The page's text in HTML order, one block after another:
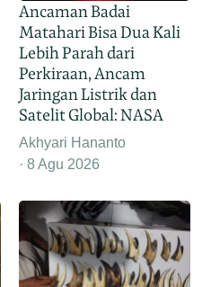
Ancaman Badai
Matahari Bisa Dua Kali
Lebih Parah dari
Perkiraan, Ancam
Jaringan Listrik dan
Satelit Global: NASA
Akhyari Hananto
8 Agu 2026